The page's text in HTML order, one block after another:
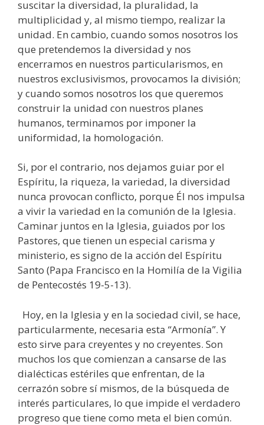
suscitar la diversidad, la pluralidad, la
multiplicidad y, al mismo tiempo, realizar la
unidad. En cambio, cuando somos nosotros los
que pretendemos la diversidad y nos
encerramos en nuestros particularismos, en
nuestros exclusivismos, provocamos la división;
y cuando somos nosotros los que queremos
construir la unidad con nuestros planes
humanos, terminamos por imponer la
uniformidad, la homologación.
Si, por el contrario, nos dejamos guiar por el
Espíritu, la riqueza, la variedad, la diversidad
nunca provocan conflicto, porque Él nos impulsa
a vivir la variedad en la comunión de la Iglesia.
Caminar juntos en la Iglesia, guiados por los
Pastores, que tienen un especial carisma y
ministerio, es signo de la acción del Espíritu
Santo (Papa Francisco en la Homilía de la Vigilia
de Pentecostés 19-5-13).
Hoy, en la Iglesia y en la sociedad civil, se hace,
particularmente, necesaria esta “Armonía”. Y
esto sirve para creyentes y no creyentes. Son
muchos los que comienzan a cansarse de las
dialécticas estériles que enfrentan, de la
cerrazón sobre sí mismos, de la búsqueda de
interés particulares, lo que impide el verdadero
progreso que tiene como meta el bien común.